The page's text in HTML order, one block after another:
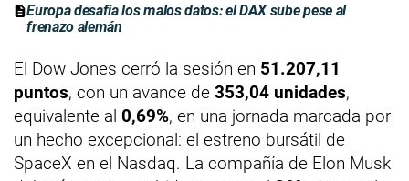
Europa desafía los malos datos: el DAX sube pese al
frenazo alemán
El Dow Jones cerró la sesión en 51.207,11
puntos, con un avance de 353,04 unidades,
equivalente al 0,69%, en una jornada marcada por
un hecho excepcional: el estreno bursátil de
SpaceX en el Nasdaq. La compañía de Elon Musk